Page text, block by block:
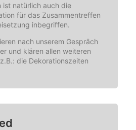
ist natürlich auch die
für das Zusammentreffen
inbegriffen.
nach unserem Gespräch
und klären allen weiteren
die Dekorationszeiten